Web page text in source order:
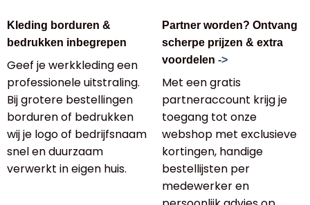
Kleding borduren &
bedrukken inbegrepen
Geef je werkkleding een
professionele uitstraling.
Bij grotere bestellingen
borduren of bedrukken
wij je logo of bedrijfsnaam
snel en duurzaam
verwerkt in eigen huis.
Partner worden? Ontvang
scherpe prijzen & extra
voordelen ->
Met een gratis
partneraccount krijg je
toegang tot onze
webshop met exclusieve
kortingen, handige
bestellijsten per
medewerker en